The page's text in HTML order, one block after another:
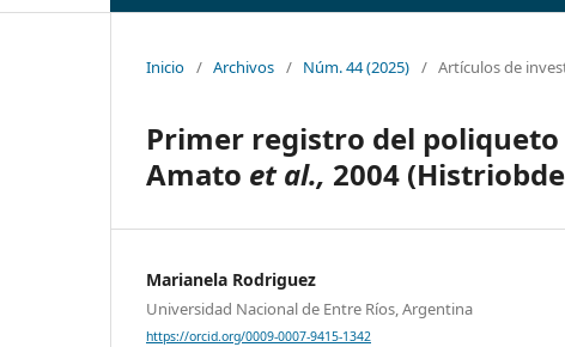
Inicio / Archivos / Núm. 44 (2025) / Artículos de
Primer registro del poliqueto
Amato et al., 2004
Marianela Rodriguez
Universidad Nacional de Entre Ríos, Argentina
https://orcid.org/0009-0007-9415-1342